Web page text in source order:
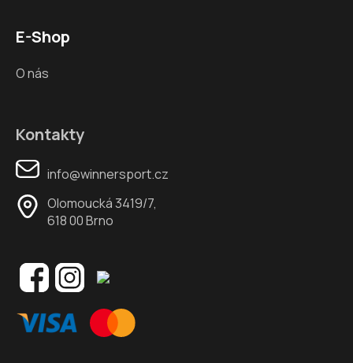
E-Shop
O nás
Kontakty
info@winnersport.cz
Olomoucká 3419/7,
618 00 Brno